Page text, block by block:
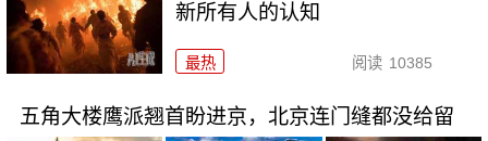
新所有人的认知
最热 阅读 10385
五角大楼鹰派翘首盼进京，北京连门缝都没给留